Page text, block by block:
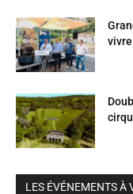
LES ÉVÉNEMENTS À